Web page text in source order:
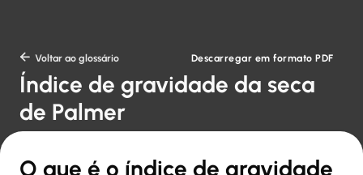
 Voltar ao glossário Descarregar em formato PDF
Índice de gravidade da seca
de Palmer
O que é o índice de gravidade